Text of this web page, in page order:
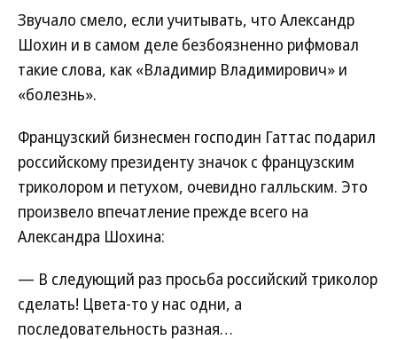
Звучало смело, если учитывать, что Александр
Шохин и в самом деле безбоязненно рифмовал
такие слова, как «Владимир Владимирович» и
«болезнь».
Французский бизнесмен господин Гаттас подарил
российскому президенту значок с французским
триколором и петухом, очевидно галльским. Это
произвело впечатление прежде всего на
Александра Шохина:
— В следующий раз просьба российский триколор
сделать! Цвета-то у нас одни, а
последовательность разная…